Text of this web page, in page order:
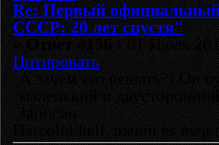
Re: Первый
СССР: 20 лет спустя"
«Ответ #156 :01 Июль
Цитировать
А зачем его вешать?) Он
маленький и
Записан
Harcolni kell, menni es meg